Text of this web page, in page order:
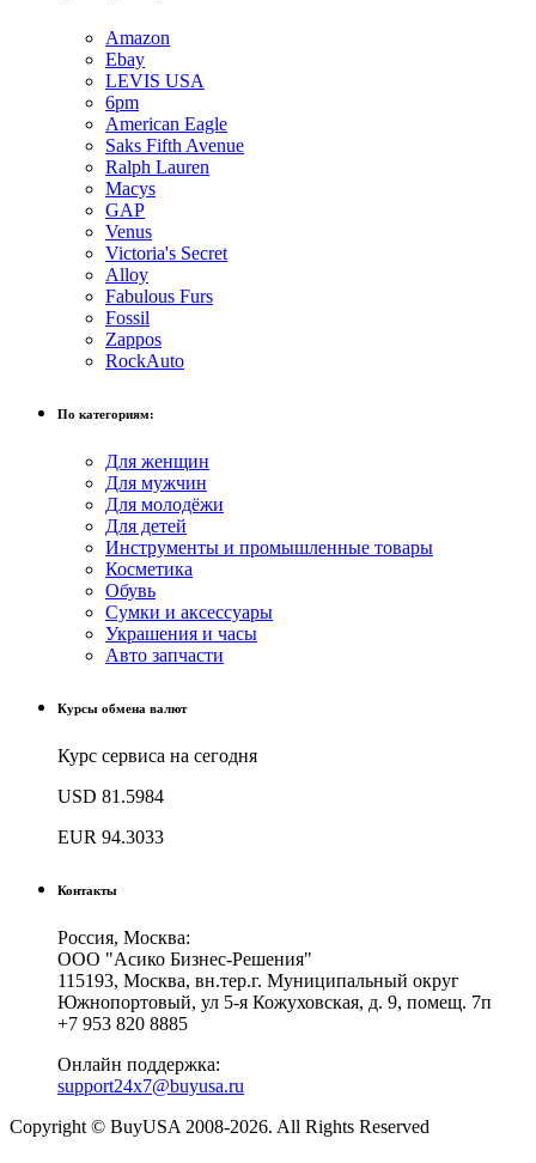
Amazon
Ebay
LEVIS USA
6pm
American Eagle
Saks Fifth Avenue
Ralph Lauren
Macys
GAP
Venus
Victoria's Secret
Alloy
Fabulous Furs
Fossil
Zappos
RockAuto
По категориям:
Для женщин
Для мужчин
Для молодёжи
Для детей
Инструменты и промышленные товары
Косметика
Обувь
Сумки и аксессуары
Украшения и часы
Авто запчасти
Курсы обмена валют
Курс сервиса на сегодня
USD 81.5984
EUR 94.3033
Контакты
Россия, Москва:
ООО "Асико Бизнес-Решения"
115193, Москва, вн.тер.г. Муниципальный округ
Южнопортовый, ул 5-я Кожуховская, д. 9, помещ. 7п
+7 953 820 8885
Онлайн поддержка:
support24x7@buyusa.ru
Copyright © BuyUSA 2008-2026. All Rights Reserved